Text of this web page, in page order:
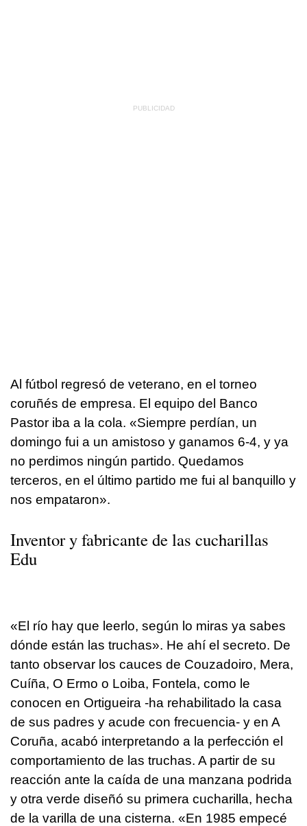
Al fútbol regresó de veterano, en el torneo
coruñés de empresa. El equipo del Banco
Pastor iba a la cola. «Siempre perdían, un
domingo fui a un amistoso y ganamos 6-4, y ya
no perdimos ningún partido. Quedamos
terceros, en el último partido me fui al banquillo y
nos empataron».
Inventor y fabricante de las cucharillas
Edu
«El río hay que leerlo, según lo miras ya sabes
dónde están las truchas». He ahí el secreto. De
tanto observar los cauces de Couzadoiro, Mera,
Cuíña, O Ermo o Loiba, Fontela, como le
conocen en Ortigueira -ha rehabilitado la casa
de sus padres y acude con frecuencia- y en A
Coruña, acabó interpretando a la perfección el
comportamiento de las truchas. A partir de su
reacción ante la caída de una manzana podrida
y otra verde diseñó su primera cucharilla, hecha
de la varilla de una cisterna. «En 1985 empecé